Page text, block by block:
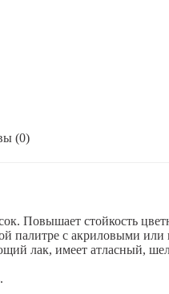
(0)
Повышает стойкость
палитре с акриловыми
лак, имеет